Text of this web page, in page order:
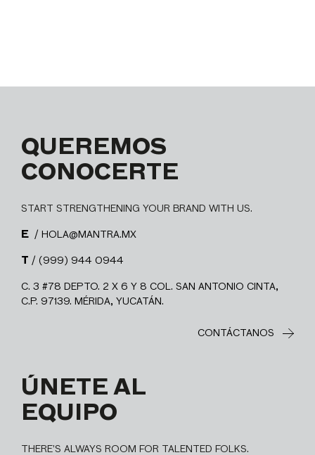
QUEREMOS
CONOCERTE
START STRENGTHENING YOUR BRAND WITH US.
E / HOLA@MANTRA.MX
T / (999) 944 0944
C. 3 #78 DEPTO. 2 X 6 Y 8 COL. SAN ANTONIO CINTA,
C.P. 97139. MÉRIDA, YUCATÁN.
CONTÁCTANOS
ÚNETE AL
EQUIPO
THERE’S ALWAYS ROOM FOR TALENTED FOLKS.